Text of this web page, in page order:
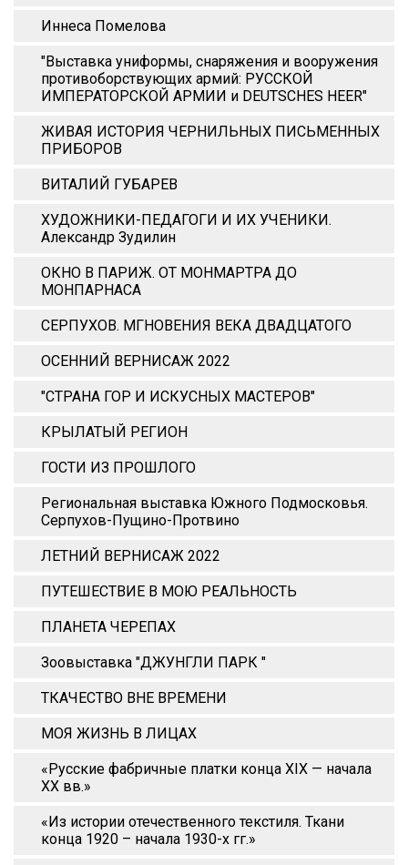
Иннеса Помелова
"Выставка униформы, снаряжения и вооружения
противоборствующих армий: РУССКОЙ
ИМПЕРАТОРСКОЙ АРМИИ и DEUTSCHES HEER"
ЖИВАЯ ИСТОРИЯ ЧЕРНИЛЬНЫХ ПИСЬМЕННЫХ
ПРИБОРОВ
ВИТАЛИЙ ГУБАРЕВ
ХУДОЖНИКИ-ПЕДАГОГИ И ИХ УЧЕНИКИ.
Александр Зудилин
ОКНО В ПАРИЖ. ОТ МОНМАРТРА ДО
МОНПАРНАСА
СЕРПУХОВ. МГНОВЕНИЯ ВЕКА ДВАДЦАТОГО
ОСЕННИЙ ВЕРНИСАЖ 2022
"СТРАНА ГОР И ИСКУСНЫХ МАСТЕРОВ"
КРЫЛАТЫЙ РЕГИОН
ГОСТИ ИЗ ПРОШЛОГО
Региональная выставка Южного Подмосковья.
Серпухов-Пущино-Протвино
ЛЕТНИЙ ВЕРНИСАЖ 2022
ПУТЕШЕСТВИЕ В МОЮ РЕАЛЬНОСТЬ
ПЛАНЕТА ЧЕРЕПАХ
Зоовыставка "ДЖУНГЛИ ПАРК "
ТКАЧЕСТВО ВНЕ ВРЕМЕНИ
МОЯ ЖИЗНЬ В ЛИЦАХ
«Русские фабричные платки конца XIX — начала
XX вв.»
«Из истории отечественного текстиля. Ткани
конца 1920 – начала 1930-х гг.»